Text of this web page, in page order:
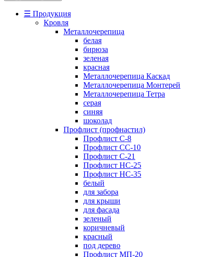
☰ Продукция
Кровля
Металлочерепица
белая
бирюза
зеленая
красная
Металлочерепица Каскад
Металлочерепица Монтерей
Металлочерепица Тетра
серая
синяя
шоколад
Профлист (профнастил)
Профлист С-8
Профлист СС-10
Профлист C-21
Профлист НС-25
Профлист НС-35
белый
для забора
для крыши
для фасада
зеленый
коричневый
красный
под дерево
Профлист МП-20